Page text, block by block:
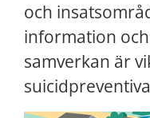
och
information
samverkan är